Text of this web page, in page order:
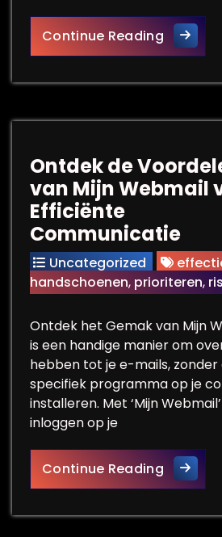
Continue ReadingAlles
Ontdek de
van Mijn Webmail
Efficiënte
Communicatie
Uncategorized
handschoenen, prioriteren,
Ontdek het Gemak van Mijn
is een handige manier om
hebben tot je e-mails, zonder
specifiek programma op je
installeren. Met ‘Mijn
inloggen op je
Continue ReadingOntdek